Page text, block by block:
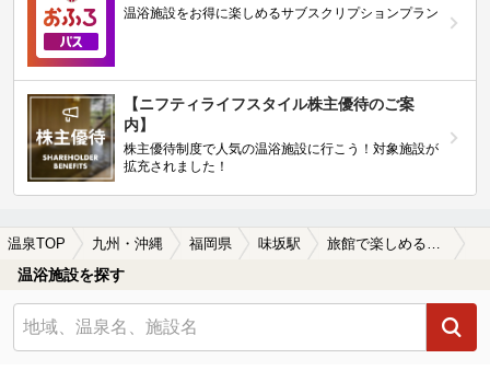
温浴施設をお得に楽しめるサブスクリプションプラン
【ニフティライフスタイル株主優待のご案
内】
株主優待制度で人気の温浴施設に行こう！対象施設が
拡充されました！
温泉TOP 九州・沖縄 福岡県 味坂駅 旅館で楽しめる味坂駅近くの温泉、日帰り温泉、スーパー銭湯おすすめ
温浴施設を探す